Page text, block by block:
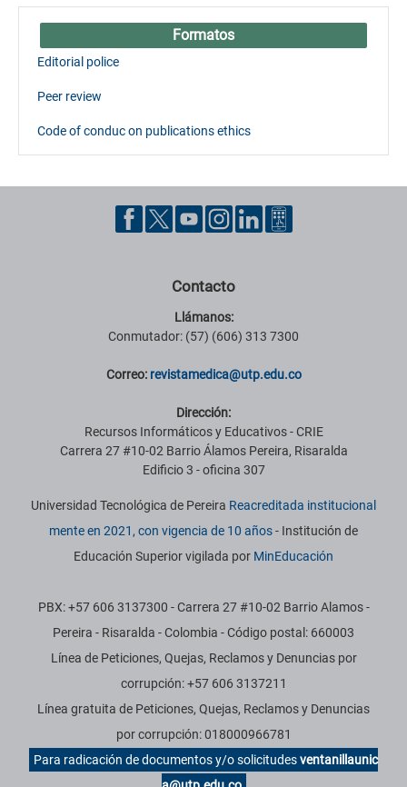
Formatos
Editorial police
Peer review
Code of conduc on publications ethics
Contacto
Llámanos:
Conmutador: (57) (606) 313 7300
Correo: revistamedica@utp.edu.co
Dirección:
Recursos Informáticos y Educativos - CRIE
Carrera 27 #10-02 Barrio Álamos Pereira, Risaralda
Edificio 3 - oficina 307
Universidad Tecnológica de Pereira Reacreditada institucional
mente en 2021, con vigencia de 10 años- Institución de
Educación Superior vigilada por MinEducación
PBX: +57 606 3137300 - Carrera 27 #10-02 Barrio Alamos -
Pereira - Risaralda - Colombia - Código postal: 660003
Línea de Peticiones, Quejas, Reclamos y Denuncias por
corrupción: +57 606 3137211
Línea gratuita de Peticiones, Quejas, Reclamos y Denuncias
por corrupción: 018000966781
Para radicación de documentos y/o solicitudesventanillaunic